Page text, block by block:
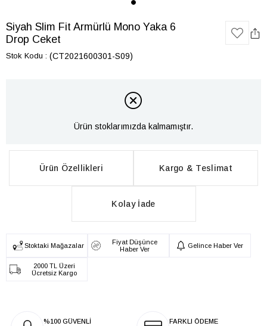
Siyah Slim Fit Armürlü Mono Yaka 6
Drop Ceket
Stok Kodu (CT2021600301-S09)
Ürün stoklarımızda kalmamıştır.
Ürün Özellikleri Kargo & Teslimat
Kolay İade
Stoktaki Mağazalar
Fiyat Düşünce
Haber Ver
Gelince Haber Ver
2000 TL Üzeri
Ücretsiz Kargo
%100 GÜVENLİ
FARKLI ÖDEME